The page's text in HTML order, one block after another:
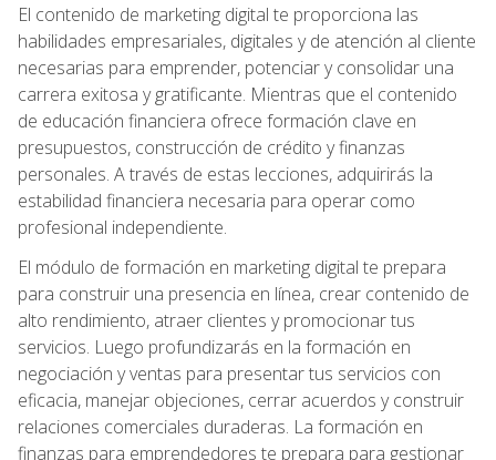
El contenido de marketing digital te proporciona las
habilidades empresariales, digitales y de atención al cliente
necesarias para emprender, potenciar y consolidar una
carrera exitosa y gratificante. Mientras que el contenido
de educación financiera ofrece formación clave en
presupuestos, construcción de crédito y finanzas
personales. A través de estas lecciones, adquirirás la
estabilidad financiera necesaria para operar como
profesional independiente.
El módulo de formación en marketing digital te prepara
para construir una presencia en línea, crear contenido de
alto rendimiento, atraer clientes y promocionar tus
servicios. Luego profundizarás en la formación en
negociación y ventas para presentar tus servicios con
eficacia, manejar objeciones, cerrar acuerdos y construir
relaciones comerciales duraderas. La formación en
finanzas para emprendedores te prepara para gestionar